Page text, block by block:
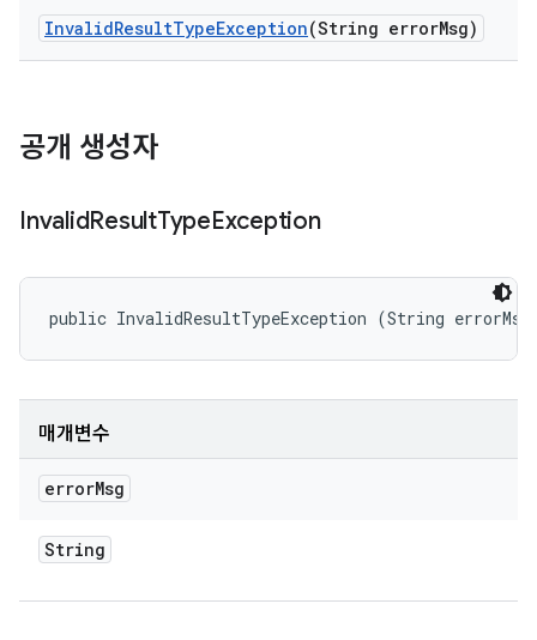
InvalidResultTypeException(String errorMsg)
공개 생성자
InvalidResultTypeException
public InvalidResultTypeException (String
매개변수
errorMsg
String